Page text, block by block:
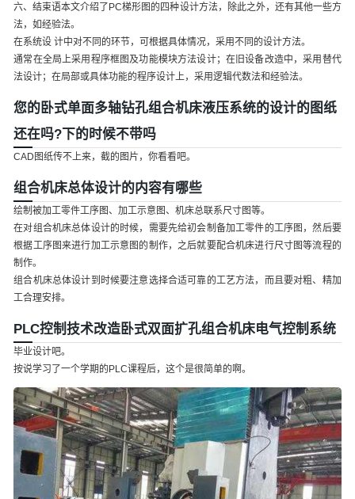
六、结束语本文介绍了PC梯形图的四种设计方法，除此之外，还有其他一些方
法，如经验法。
在系统设 计中对不同的环节，可根据具体情况，采用不同的设计方法。
通常在全局上采用程序框图及功能模块方法设计；在旧设备改造中，采用替代
法设计；在局部或具体功能的程序设计上，采用逻辑代数法和经验法。
您的卧式单面多轴钻孔组合机床液压系统的设计的图纸
还在吗?下的时候不带吗
CAD图纸传不上来，截的图片，你看看吧。
组合机床总体设计的内容有哪些
绘制被加工零件工序图、加工示意图、机床总联系尺寸图等。
在对组合机床总体设计的时候，需要先给初会制备加工零件的工序图，然后要
根据工序图来进行加工示意图的制作，之后就要配合机床进行尺寸图等流程的
制作。
组合机床总体设计到时候要注意选择合适可靠的工艺方法，而且要对粗、精加
工合理安排。
PLC控制技术改造卧式双面扩孔组合机床电气控制系统
毕业设计吧。
按说学习了一个学期的PLC课程后，这个是很简单的啊。